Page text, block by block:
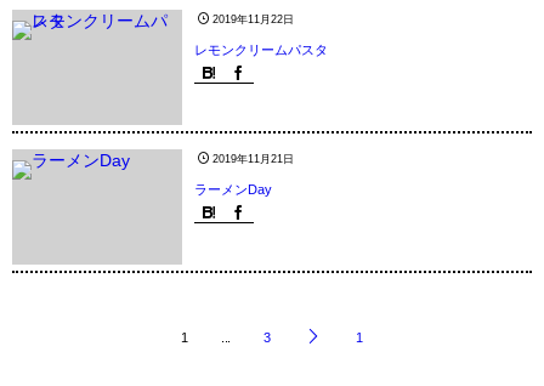
2019年11月22日
レモンクリームパスタ
2019年11月21日
ラーメンDay
1 3 1